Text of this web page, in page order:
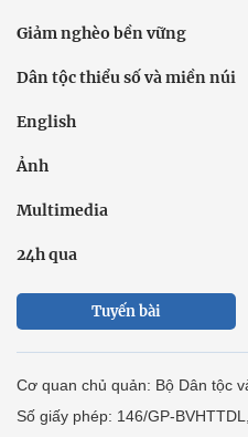
Giảm nghèo bền vững
Dân tộc thiểu số và miền núi
English
Ảnh
Multimedia
24h qua
Tuyến bài
Cơ quan chủ quản: Bộ Dân tộc
Số giấy phép: 146/GP-